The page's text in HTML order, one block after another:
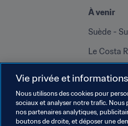
À venir
Suède -
Le Costa
sur Twitter
Vie privée et
Nous utilisons des cookies pour
sociaux et analyser notre trafic.
nos partenaires analytiques,
boutons de droite, et déposer une